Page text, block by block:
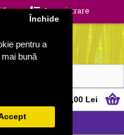
pentru a
bună
Închide
Inregistrare
0 produs(e) - 0,00 Lei